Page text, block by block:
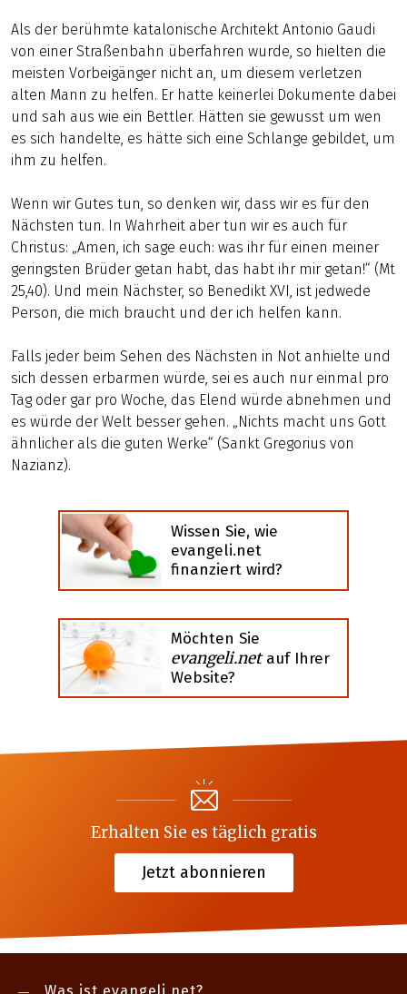
Als der berühmte katalonische Architekt Antonio Gaudi
von einer Straßenbahn überfahren wurde, so hielten die
meisten Vorbeigänger nicht an, um diesem verletzen
alten Mann zu helfen. Er hatte keinerlei Dokumente dabei
und sah aus wie ein Bettler. Hätten sie gewusst um wen
es sich handelte, es hätte sich eine Schlange gebildet, um
ihm zu helfen.
Wenn wir Gutes tun, so denken wir, dass wir es für den
Nächsten tun. In Wahrheit aber tun wir es auch für
Christus: „Amen, ich sage euch: was ihr für einen meiner
geringsten Brüder getan habt, das habt ihr mir getan!“ (Mt
25,40). Und mein Nächster, so Benedikt XVI, ist jedwede
Person, die mich braucht und der ich helfen kann.
Falls jeder beim Sehen des Nächsten in Not anhielte und
sich dessen erbarmen würde, sei es auch nur einmal pro
Tag oder gar pro Woche, das Elend würde abnehmen und
es würde der Welt besser gehen. „Nichts macht uns Gott
ähnlicher als die guten Werke“ (Sankt Gregorius von
Nazianz).
Wissen Sie, wie
evangeli.net
finanziert wird?
Möchten Sie
evangeli.netauf Ihrer
Website?
Erhalten Sie es täglich gratis
Jetzt abonnieren